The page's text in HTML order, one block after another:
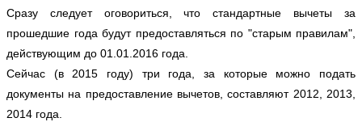
Сразу следует оговориться, что стандартные вычеты за
прошедшие года будут предоставляться по "старым правилам",
действующим до 01.01.2016 года.
Сейчас (в 2015 году) три года, за которые можно подать
документы на предоставление вычетов, составляют 2012, 2013,
2014 года.